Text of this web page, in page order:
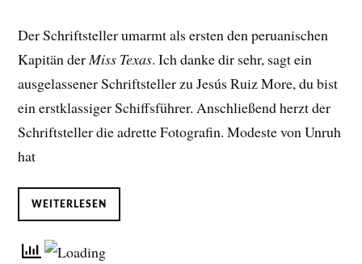
Der Schriftsteller umarmt als ersten den peruanischen
Kapitän derMiss Texas. Ich danke dir sehr, sagt ein
ausgelassener Schriftsteller zu Jesús Ruiz More, du bist
ein erstklassiger Schiffsführer. Anschließend herzt der
Schriftsteller die adrette Fotografin. Modeste von Unruh
hat
WEITERLESEN